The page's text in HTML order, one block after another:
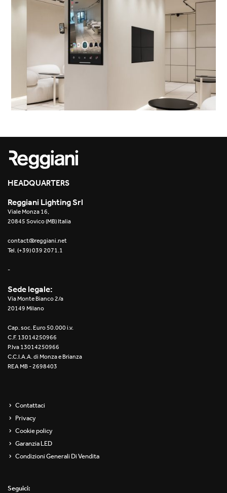
HEADQUARTERS
Reggiani Lighting Srl
Viale Monza 16,
20845 Sovico (MB) Italia
contact@reggiani.net
Tel. (+39) 039 2071.1
-
Sede legale:
Via Monte Bianco 2/a
20149 Milano
Cap. soc. Euro 50.000 i.v.
C.F. 13014250966
P.Iva 13014250966
C.C.I.A.A. di Monza e Brianza
REA MB - 2698403
Contattaci
Privacy
Cookie policy
Garanzia LED
Condizioni Generali Di Vendita
Seguici: